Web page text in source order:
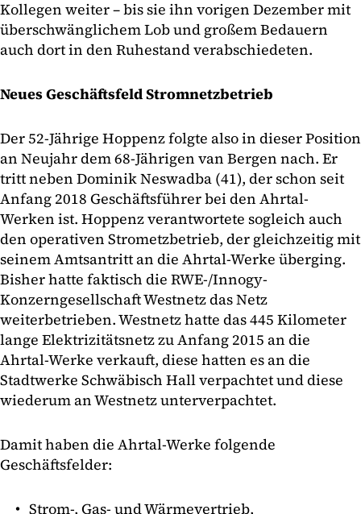
Kollegen weiter – bis sie ihn vorigen Dezember mit
überschwänglichem Lob und großem Bedauern
auch dort in den Ruhestand verabschiedeten.
Neues Geschäftsfeld Stromnetzbetrieb
Der 52-Jährige Hoppenz folgte also in dieser Position
an Neujahr dem 68-Jährigen van Bergen nach. Er
tritt neben Dominik Neswadba (41), der schon seit
Anfang 2018 Geschäftsführer bei den Ahrtal-
Werken ist. Hoppenz verantwortete sogleich auch
den operativen Strometzbetrieb, der gleichzeitig mit
seinem Amtsantritt an die Ahrtal-Werke überging.
Bisher hatte faktisch die RWE-/Innogy-
Konzerngesellschaft Westnetz das Netz
weiterbetrieben. Westnetz hatte das 445 Kilometer
lange Elektrizitätsnetz zu Anfang 2015 an die
Ahrtal-Werke verkauft, diese hatten es an die
Stadtwerke Schwäbisch Hall verpachtet und diese
wiederum an Westnetz unterverpachtet.
Damit haben die Ahrtal-Werke folgende
Geschäftsfelder:
Strom-, Gas- und Wärmevertrieb,